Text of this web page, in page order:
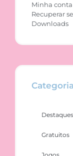
Minha conta
Recuperar
Downloads
Destaques
Gratuitos